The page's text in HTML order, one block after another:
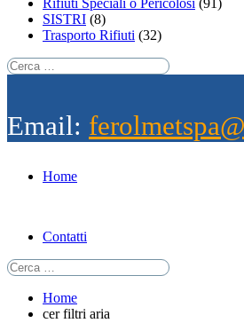
Rifiuti Speciali o Pericolosi (91)
SISTRI (8)
Trasporto Rifiuti (32)
Email:
Home
Contatti
Home
cer filtri aria